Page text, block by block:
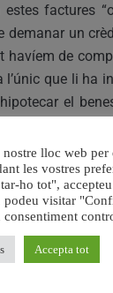
factures
un
havíem de
que li ha
el
i malbaratar
valencians
PP en el
de
lloc web
les vostres
ho tot",
podeu visitar
Accepta tot